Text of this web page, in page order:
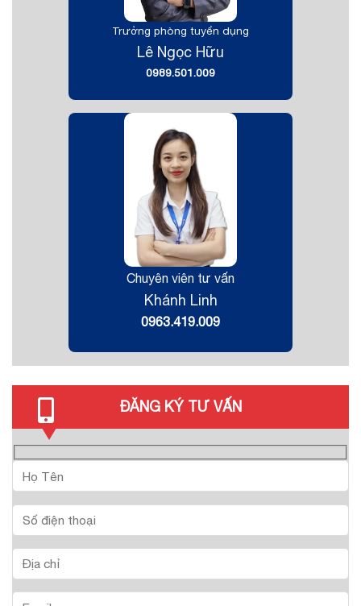
Trưởng phòng tuyển dụng
Lê Ngọc Hữu
0989.501.009
Chuyên viên tư vấn
Khánh Linh
0963.419.009
ĐĂNG KÝ TƯ VẤN